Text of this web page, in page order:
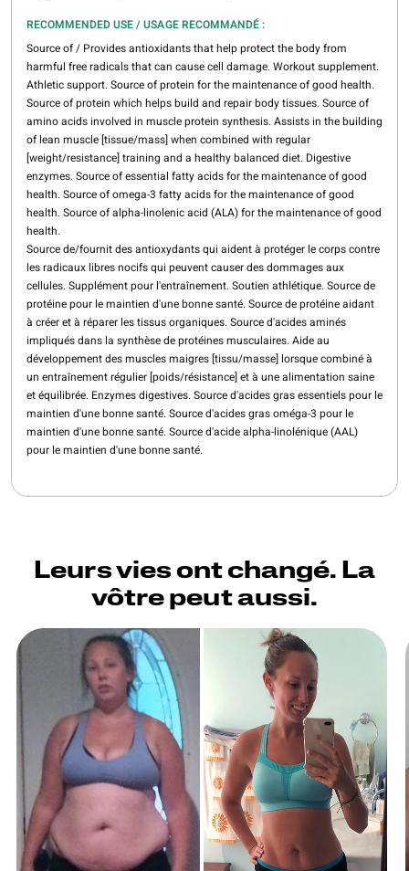
RECOMMENDED USE / USAGE RECOMMANDÉ :
Source of / Provides antioxidants that help protect the body from
harmful free radicals that can cause cell damage. Workout supplement.
Athletic support. Source of protein for the maintenance of good health.
Source of protein which helps build and repair body tissues. Source of
amino acids involved in muscle protein synthesis. Assists in the building
of lean muscle [tissue/mass] when combined with regular
[weight/resistance] training and a healthy balanced diet. Digestive
enzymes. Source of essential fatty acids for the maintenance of good
health. Source of omega-3 fatty acids for the maintenance of good
health. Source of alpha-linolenic acid (ALA) for the maintenance of good
health.
Source de/fournit des antioxydants qui aident à protéger le corps contre
les radicaux libres nocifs qui peuvent causer des dommages aux
cellules. Supplément pour l'entraînement. Soutien athlétique. Source de
protéine pour le maintien d'une bonne santé. Source de protéine aidant
à créer et à réparer les tissus organiques. Source d'acides aminés
impliqués dans la synthèse de protéines musculaires. Aide au
développement des muscles maigres [tissu/masse] lorsque combiné à
un entraînement régulier [poids/résistance] et à une alimentation saine
et équilibrée. Enzymes digestives. Source d'acides gras essentiels pour le
maintien d'une bonne santé. Source d'acides gras oméga-3 pour le
maintien d'une bonne santé. Source d'acide alpha-linolénique (AAL)
pour le maintien d'une bonne santé.
Leurs vies ont changé. La
vôtre peut aussi.